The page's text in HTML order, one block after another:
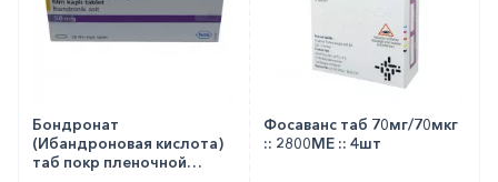
Бондронат
(Ибандроновая кислота)
таб покр пленочной
Фосаванс таб 70мг/70мкг
:: 2800МЕ :: 4шт